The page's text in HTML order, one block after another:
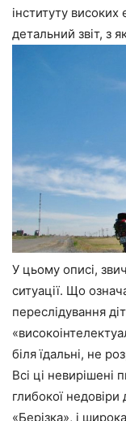
інституту високих
детальний звіт, з
У цьому описі,
ситуації. Що
переслідування
біля їдальні, не
Всі ці
глибокої
«Берізка», і